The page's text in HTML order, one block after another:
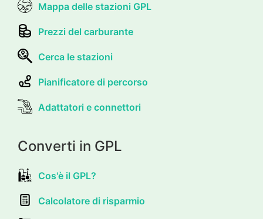
Mappa delle stazioni GPL
Prezzi del carburante
Cerca le stazioni
Pianificatore di percorso
Adattatori e connettori
Converti in GPL
Cos'è il GPL?
Calcolatore di risparmio